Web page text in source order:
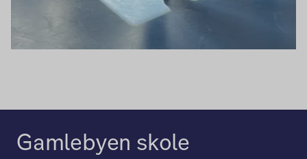
Gamlebyen skole